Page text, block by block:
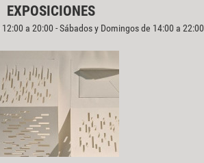
EXPOSICIONES
a 20:00 - Sábados y Domingos de 14:00 a 22:00